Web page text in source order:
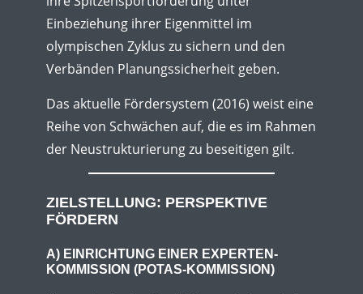
Einbeziehung ihrer Eigenmittel im
olympischen Zyklus zu sichern und den
Verbänden Planungssicherheit geben.
Das aktuelle Fördersystem (2016) weist eine
Reihe von Schwächen auf, die es im Rahmen
der Neustrukturierung zu beseitigen gilt.
ZIELSTELLUNG: PERSPEKTIVE
FÖRDERN
A) EINRICHTUNG EINER EXPERTEN-
KOMMISSION (POTAS-KOMMISSION)